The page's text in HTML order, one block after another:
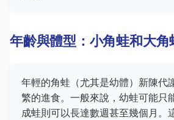
年齡與體型：小角蛙和大角
年輕的角蛙（尤其是幼體）新陳代
繁的進食。一般來說，幼蛙可能只
成蛙則可以長達數週甚至幾個月。